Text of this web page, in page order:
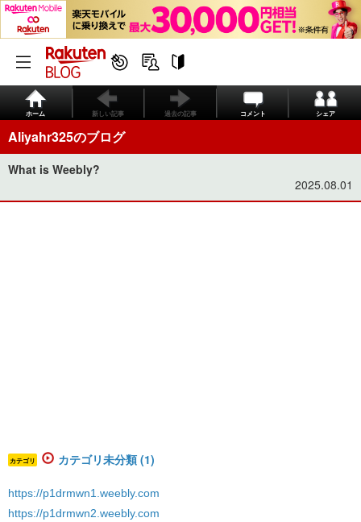
ホーム 新しい記事 過去の記事 コメント シェア
Aliyahr325のブログ
What is Weebly?
2025.08.01
カテゴリ カテゴリ未分類 (1)
https://p1drmwn1.weebly.com
https://p1drmwn2.weebly.com